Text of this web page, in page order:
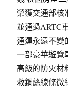
榮獲交通部核
並通過ARTC
通運永遠不變
一部豪華遊覽
高級的防火材
救鋼絲線條微